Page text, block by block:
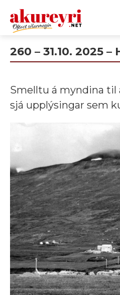
Leita
260 – 31.10. 2025
Smelltu á myndina til
sjá upplýsingar sem